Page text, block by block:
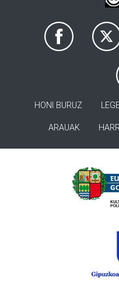
HONI BURUZ
ARAUAK